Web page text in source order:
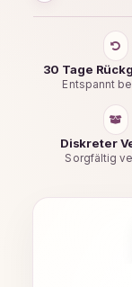
Bildergalerie
30 Tage
Entspannt
Diskreter
Sorgfältig